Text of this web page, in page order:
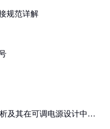
规范详解
及其在可调电源设计中的